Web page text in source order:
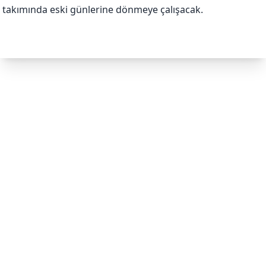
takımında eski günlerine dönmeye çalışacak.